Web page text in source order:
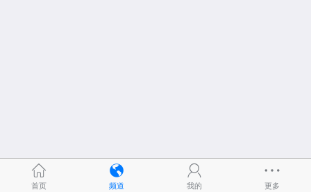
首页 频道 我的 更多